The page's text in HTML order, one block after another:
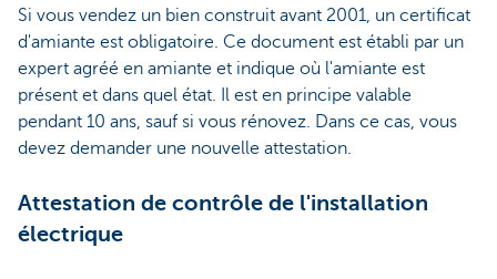
Si vous vendez un bien construit avant 2001, un certificat
d'amiante est obligatoire. Ce document est établi par un
expert agréé en amiante et indique où l'amiante est
présent et dans quel état. Il est en principe valable
pendant 10 ans, sauf si vous rénovez. Dans ce cas, vous
devez demander une nouvelle attestation.
Attestation de contrôle de l'installation
électrique